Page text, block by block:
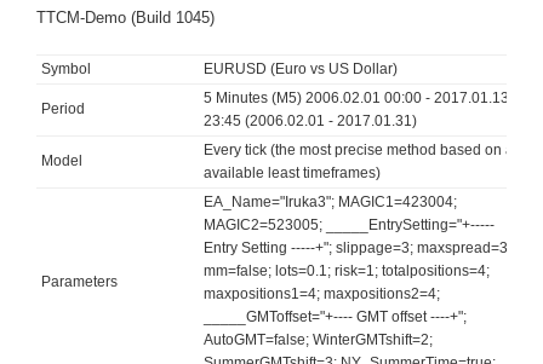
TTCM-Demo (Build 1045)
Symbol EURUSD (Euro vs US Dollar)
Period
5 Minutes (M5) 2006.02.01 00:00 - 2017.01.13
23:45 (2006.02.01 - 2017.01.31)
Model
Every tick (the most precise method based on all
available least timeframes)
Parameters
EA_Name="Iruka3"; MAGIC1=423004;
MAGIC2=523005; _____EntrySetting="+-----
Entry Setting -----+"; slippage=3; maxspread=3.5;
mm=false; lots=0.1; risk=1; totalpositions=4;
maxpositions1=4; maxpositions2=4;
_____GMToffset="+---- GMT offset ----+";
AutoGMT=false; WinterGMTshift=2;